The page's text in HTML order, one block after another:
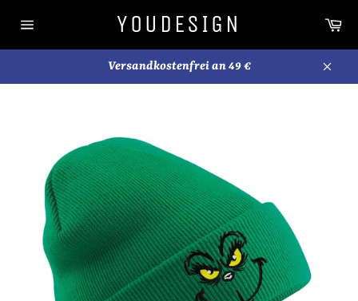
zum
YOUDESIGN
Versandkostenfrei an 49 €